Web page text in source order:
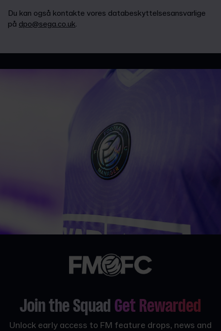
Du kan også kontakte vores databeskyttelsesansvarlige
på dpo@sega.co.uk.
Join the Squad Get Rewarded
Unlock early access to FM feature drops, news and